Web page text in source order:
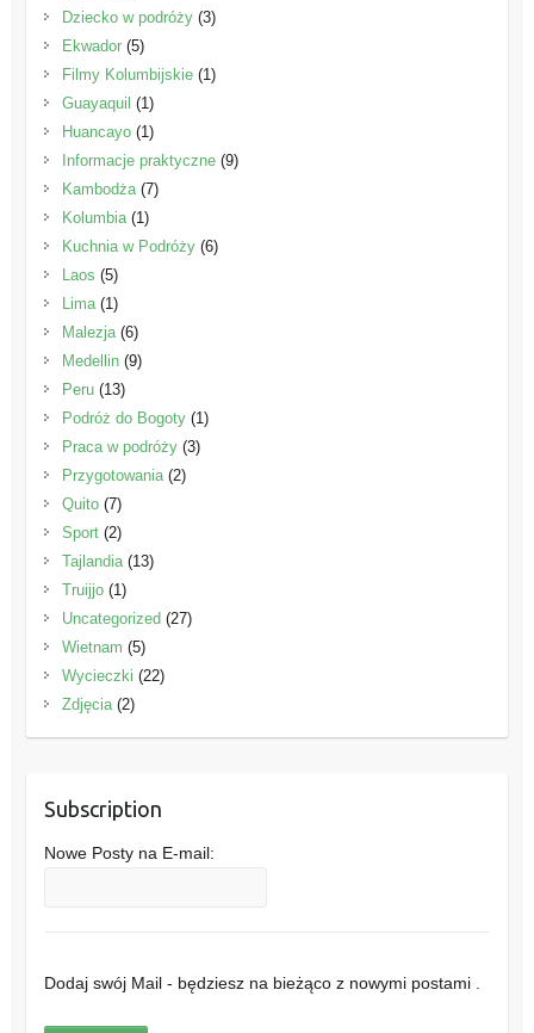
Dziecko w podróży(3)
Ekwador(5)
Filmy Kolumbijskie(1)
Guayaquil (1)
Huancayo(1)
Informacje praktyczne(9)
Kambodża(7)
Kolumbia(1)
Kuchnia w Podróży(6)
Laos (5)
Lima(1)
Malezja(6)
Medellin(9)
Peru(13)
Podróż do Bogoty(1)
Praca w podróży(3)
Przygotowania(2)
Quito(7)
Sport(2)
Tajlandia(13)
Truijjo(1)
Uncategorized (27)
Wietnam (5)
Wycieczki (22)
Zdjęcia(2)
Subscription
Nowe Posty na E-mail:
Dodaj swój Mail - będziesz na bieżąco z nowymi postami .